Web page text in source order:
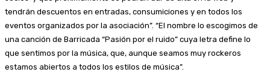
tendrán descuentos en entradas, consumiciones y en todos los
eventos organizados por la asociación”. “El nombre lo escogimos de
una canción de Barricada “Pasión por el ruido” cuya letra define lo
que sentimos por la música, que, aunque seamos muy rockeros
estamos abiertos a todos los estilos de música”.